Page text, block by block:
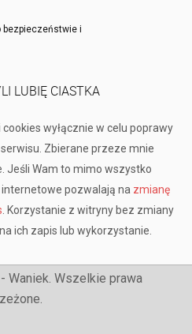
bezpieczeństwie i
LUBIĘ CIASTKA
wyłącznie w celu poprawy
Zbierane przeze mnie
Jeśli Wam to mimo wszystko
pozwalają na zmianę
. Korzystanie z witryny bez zmiany
ich zapis lub wykorzystanie.
Waniek. Wszelkie prawa